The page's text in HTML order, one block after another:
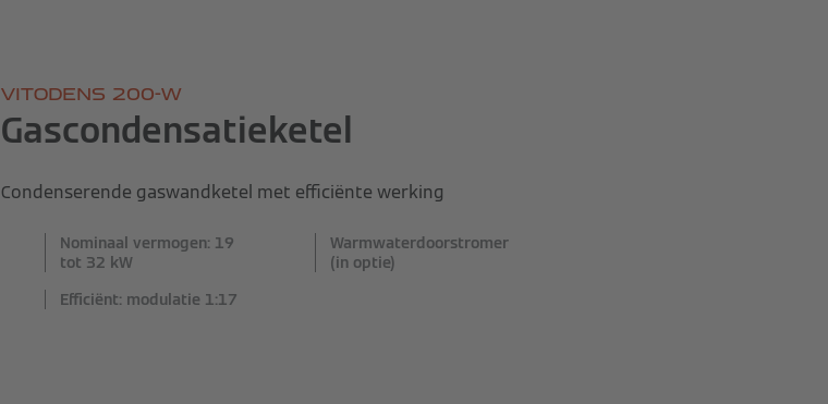
VITODENS 200-W
Gascondensatieketel
Condenserende gaswandketel met efficiënte werking
Nominaal vermogen: 19
tot 32 kW
Warmwaterdoorstromer
(in optie)
Efficiënt: modulatie 1:17